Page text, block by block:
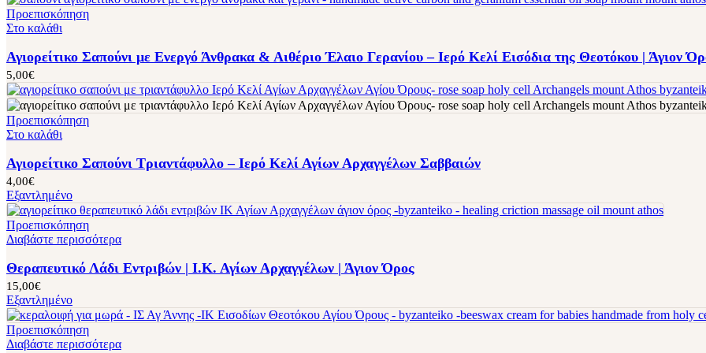
Προεπισκόπηση
Στο καλάθι
Αγιορείτικο Σαπούνι με Ενεργό Άνθρακα & Αιθέριο Έλαιο Γερανίου – Ιερό Κελί Εισόδια της Θεοτόκου | Άγιον
5,00€
Προεπισκόπηση
Στο καλάθι
Αγιορείτικο Σαπούνι Τριαντάφυλλο – Ιερό Κελί Αγίων Αρχαγγέλων Σαββαιών
4,00€
Εξαντλημένο
Προεπισκόπηση
Διαβάστε περισσότερα
Θεραπευτικό Λάδι Εντριβών | Ι.Κ. Αγίων Αρχαγγέλων | Άγιον Όρος
15,00€
Εξαντλημένο
Προεπισκόπηση
Διαβάστε περισσότερα